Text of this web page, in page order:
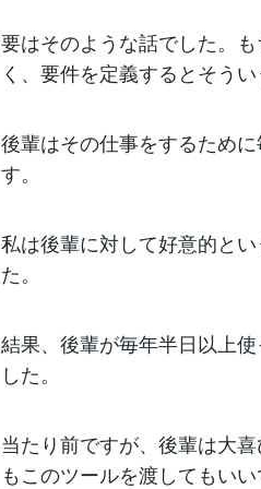
要はそのような話でした。
く、要件を定義するとそう
後輩はその仕事をするため
す。
私は後輩に対して好意的と
た。
結果、後輩が毎年半日以上
した。
当たり前ですが、後輩は大
もこのツールを渡してもいい